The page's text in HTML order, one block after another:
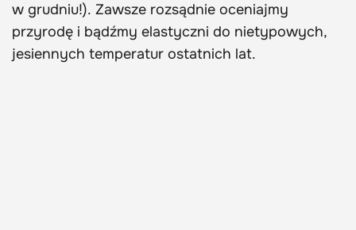
w grudniu!). Zawsze rozsądnie oceniajmy
przyrodę i bądźmy elastyczni do nietypowych,
jesiennych temperatur ostatnich lat.